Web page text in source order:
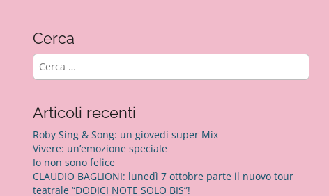
Cerca
R
r
c
a
p
e
r
Articoli recenti
Roby Sing & Song: un giovedì super Mix
Vivere: un’emozione speciale
Io non sono felice
CLAUDIO BAGLIONI: lunedì 7 ottobre parte il nuovo tour
teatrale “DODICI NOTE SOLO BIS”!